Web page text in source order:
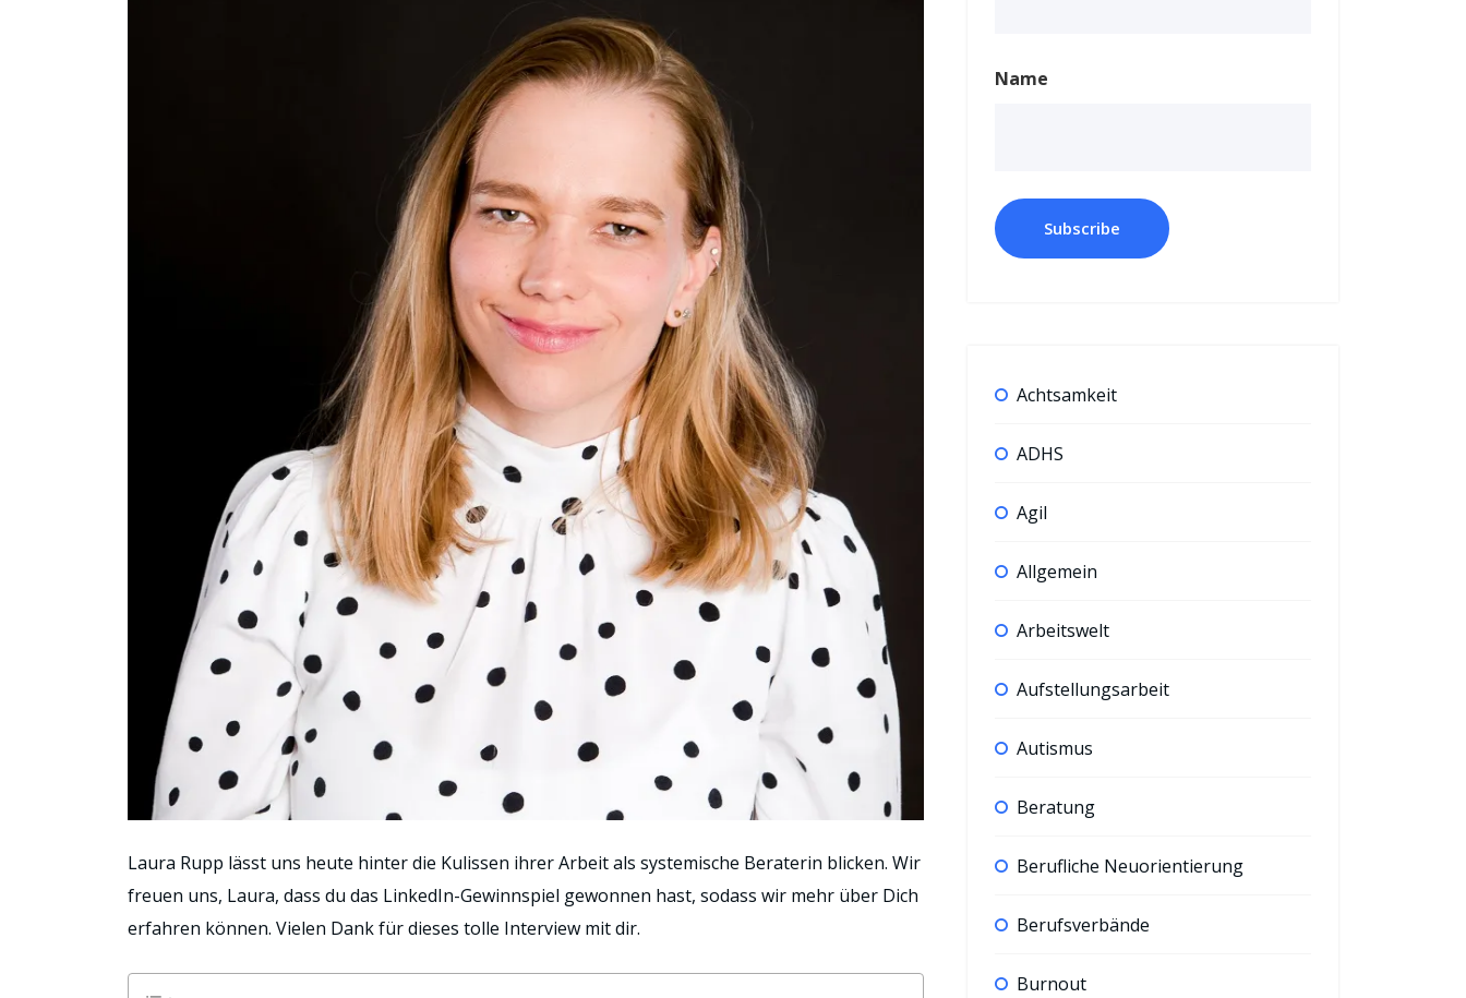
Laura Rupp lässt uns heute hinter die Kulissen ihrer Arbeit als systemische Beraterin blicken. Wir
freuen uns, Laura, dass du das LinkedIn-Gewinnspiel gewonnen hast, sodass wir mehr über Dich
erfahren können. Vielen Dank für dieses tolle Interview mit dir.
Name
Achtsamkeit
ADHS
Agil
Allgemein
Arbeitswelt
Aufstellungsarbeit
Autismus
Beratung
Berufliche Neuorientierung
Berufsverbände
Burnout